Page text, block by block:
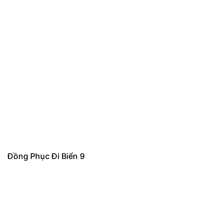
Đồng Phục Đi Biển 9